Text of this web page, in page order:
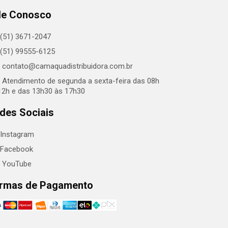
Conosco
(51) 3671-2047
(51) 99555-6125
contato@camaquadistribuidora.com.br
Atendimento de segunda a sexta-feira das 08h
e das 13h30 às 17h30
Sociais
Instagram
Facebook
YouTube
de Pagamento